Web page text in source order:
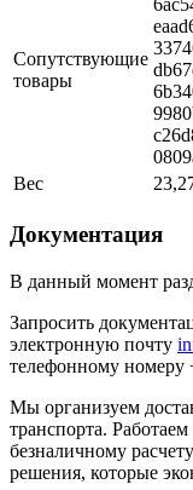
Сопутствующие
товары
Вес
Документация
В данный момент
Запросить
электронную почту
телефонному номеру
Мы организуем
транспорта.
безналичному
решения, которые